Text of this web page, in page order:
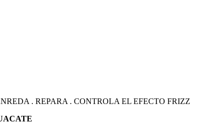
. REPARA . CONTROLA EL EFECTO FRIZZ